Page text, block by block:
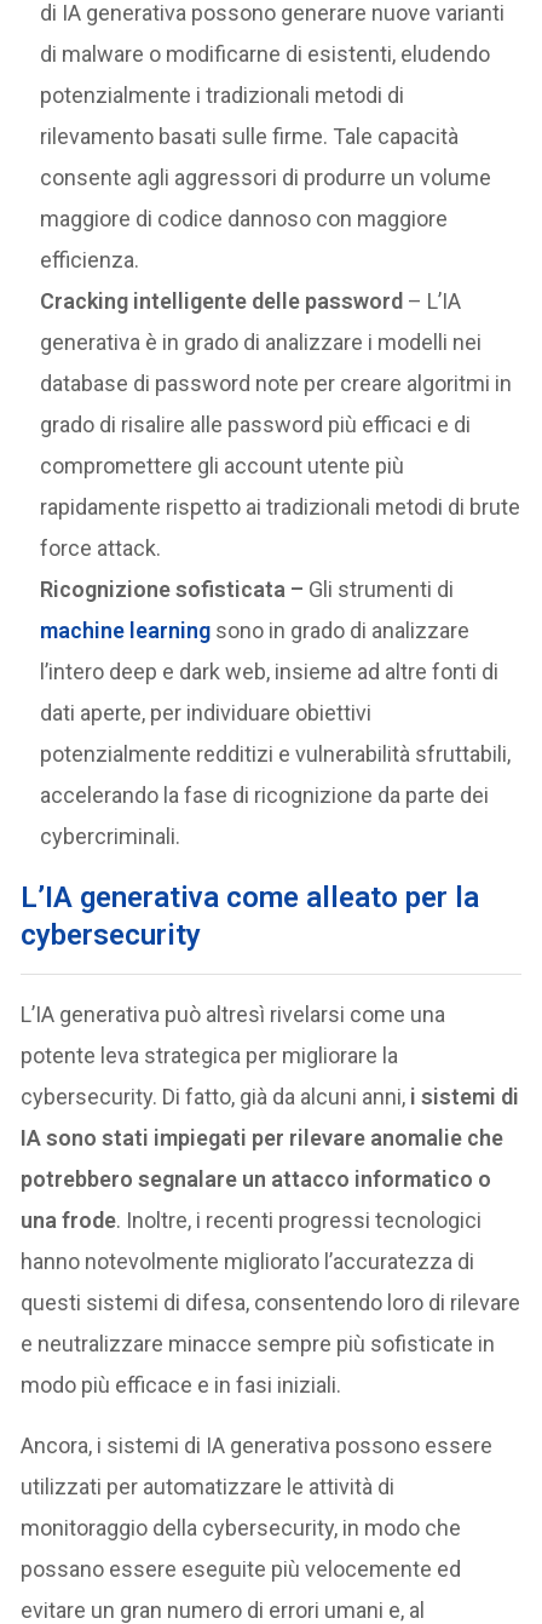
di IA generativa possono generare nuove varianti
di malware o modificarne di esistenti, eludendo
potenzialmente i tradizionali metodi di
rilevamento basati sulle firme. Tale capacità
consente agli aggressori di produrre un volume
maggiore di codice dannoso con maggiore
efficienza.
Cracking intelligente delle password – L’IA
generativa è in grado di analizzare i modelli nei
database di password note per creare algoritmi in
grado di risalire alle password più efficaci e di
compromettere gli account utente più
rapidamente rispetto ai tradizionali metodi di brute
force attack.
Ricognizione sofisticata – Gli strumenti di
machine learning sono in grado di analizzare
l’intero deep e dark web, insieme ad altre fonti di
dati aperte, per individuare obiettivi
potenzialmente redditizi e vulnerabilità sfruttabili,
accelerando la fase di ricognizione da parte dei
cybercriminali.
L’IA generativa come alleato per la
cybersecurity
L’IA generativa può altresì rivelarsi come una
potente leva strategica per migliorare la
cybersecurity. Di fatto, già da alcuni anni, i sistemi di
IA sono stati impiegati per rilevare anomalie che
potrebbero segnalare un attacco informatico o
una frode. Inoltre, i recenti progressi tecnologici
hanno notevolmente migliorato l’accuratezza di
questi sistemi di difesa, consentendo loro di rilevare
e neutralizzare minacce sempre più sofisticate in
modo più efficace e in fasi iniziali.
Ancora, i sistemi di IA generativa possono essere
utilizzati per automatizzare le attività di
monitoraggio della cybersecurity, in modo che
possano essere eseguite più velocemente ed
evitare un gran numero di errori umani e, al